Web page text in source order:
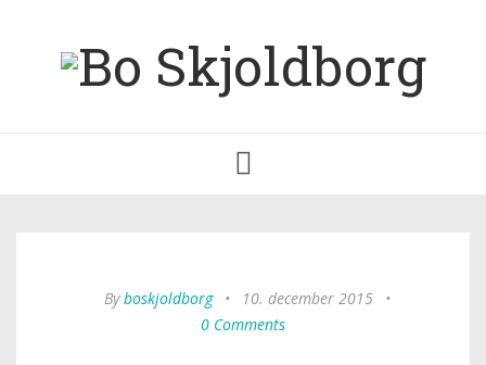
navigation
Byboskjoldborg • 10. december 2015
•
0 Comments